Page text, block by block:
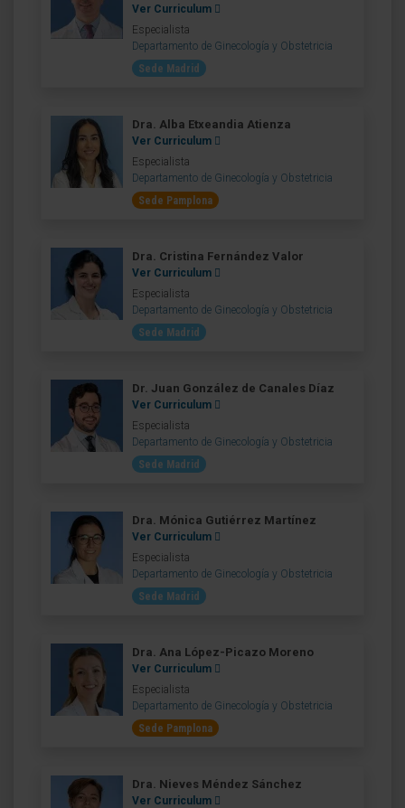
Ver Curriculum
Especialista
Departamento de Ginecología y Obstetricia
Sede Madrid
Dra. Alba Etxeandia Atienza
Ver Curriculum
Especialista
Departamento de Ginecología y Obstetricia
Sede Pamplona
Dra. Cristina Fernández Valor
Ver Curriculum
Especialista
Departamento de Ginecología y Obstetricia
Sede Madrid
Dr. Juan González de Canales Díaz
Ver Curriculum
Especialista
Departamento de Ginecología y Obstetricia
Sede Madrid
Dra. Mónica Gutiérrez Martínez
Ver Curriculum
Especialista
Departamento de Ginecología y Obstetricia
Sede Madrid
Dra. Ana López-Picazo Moreno
Ver Curriculum
Especialista
Departamento de Ginecología y Obstetricia
Sede Pamplona
Dra. Nieves Méndez Sánchez
Ver Curriculum